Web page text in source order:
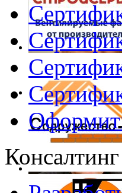
Консалтинг